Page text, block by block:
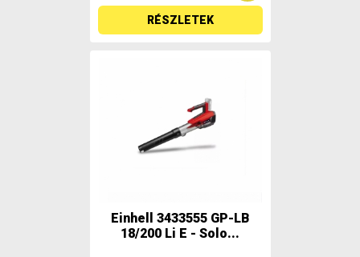
RÉSZLETEK
Einhell 3433555 GP-LB
18/200 Li E - Solo...